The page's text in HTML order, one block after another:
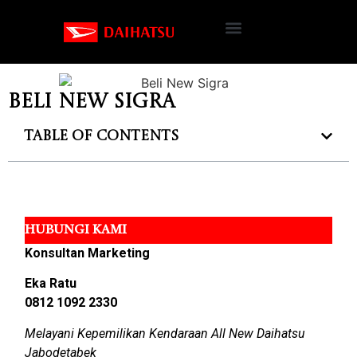
Beli New Sigra
Table of Contents
HUBUNGI KAMI
Konsultan Marketing
Eka Ratu
0812 1092 2330
Melayani Kepemilikan Kendaraan All New Daihatsu
Jabodetabek